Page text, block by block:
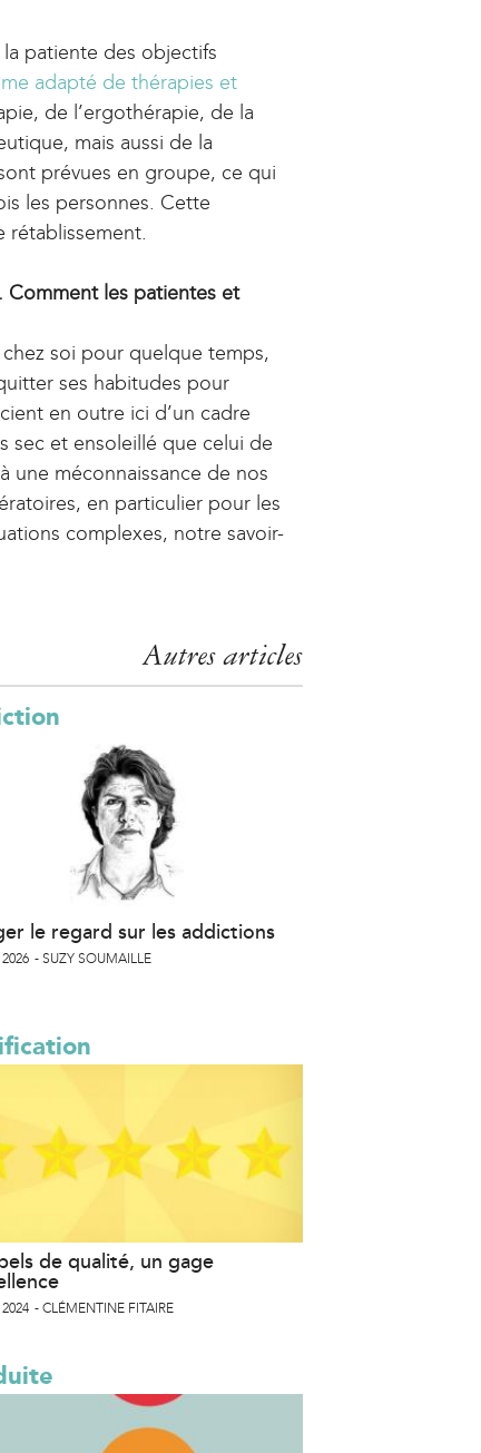
patiente des objectifs
adapté de thérapies et
de l’ergothérapie, de la
mais aussi de la
prévues en groupe, ce qui
les personnes. Cette
rétablissement.
Comment les patientes et
soi pour quelque temps,
ses habitudes pour
en outre ici d’un cadre
sec et ensoleillé que celui de
une méconnaissance de nos
en particulier pour les
complexes, notre savoir-
Autres articles
le regard sur les addictions
SUZY SOUMAILLE
de qualité, un gage
CLÉMENTINE FITAIRE